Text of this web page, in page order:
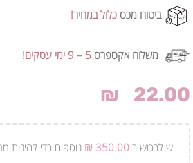
ביטוח מכס כלול במחיר!
משלוח אקספרס 5 – 9 ימי עסקים!
₪ 22.00
יש לרכוש ב ₪ 350.00 נוספים כדי להינות